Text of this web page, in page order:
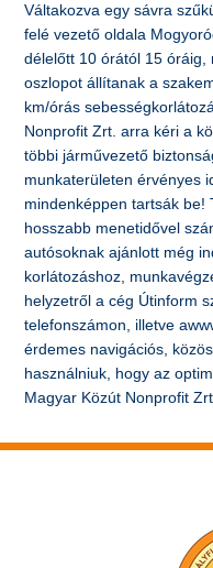
Váltakozva egy sávra
felé vezető oldala
délelőtt 10 órától 15
oszlopot állítanak a
km/órás
Nonprofit Zrt. arra kéri a
többi járművezető
munkaterületen érvényes
mindenképpen tartsák be!
hosszabb menetidővel
autósoknak ajánlott még
korlátozáshoz,
helyzetről a cég Útinform
telefonszámon, illetve
érdemes navigációs,
használniuk, hogy az
Magyar Közút Nonprofit